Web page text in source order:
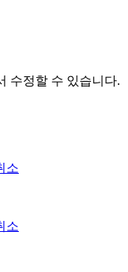
수정할 수 있습니다.
소
소